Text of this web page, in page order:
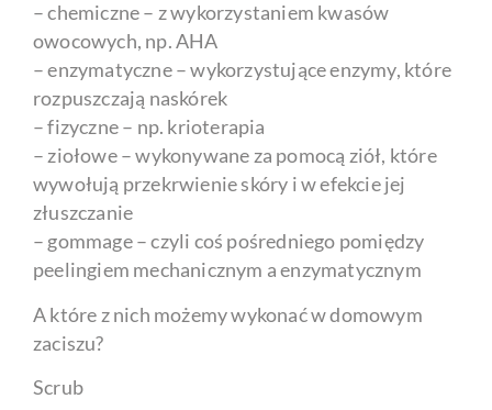
– chemiczne – z wykorzystaniem kwasów
owocowych, np. AHA
– enzymatyczne – wykorzystujące enzymy, które
rozpuszczają naskórek
– fizyczne – np. krioterapia
– ziołowe – wykonywane za pomocą ziół, które
wywołują przekrwienie skóry i w efekcie jej
złuszczanie
– gommage – czyli coś pośredniego pomiędzy
peelingiem mechanicznym a enzymatycznym
A które z nich możemy wykonać w domowym
zaciszu?
Scrub